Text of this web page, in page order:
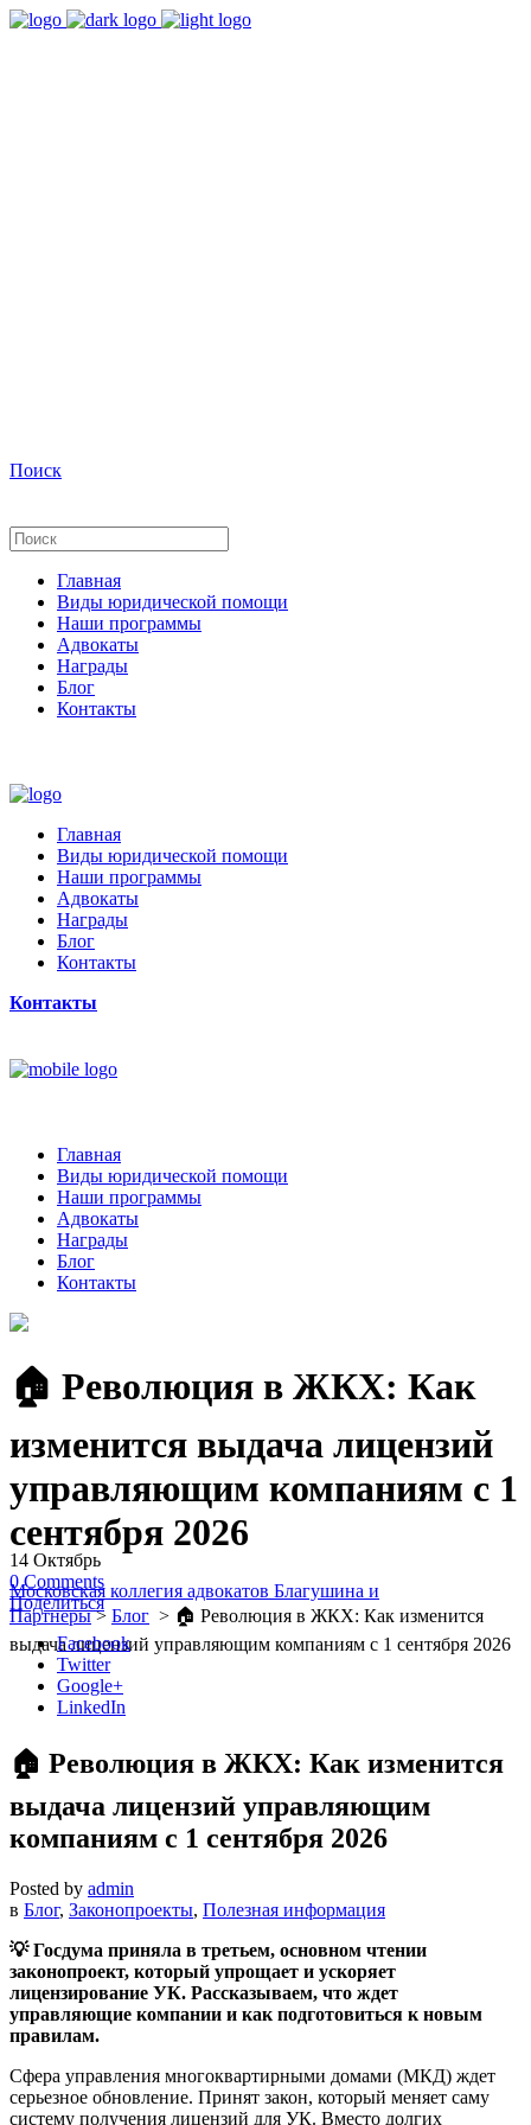
Поиск
Главная
Виды юридической помощи
Наши программы
Адвокаты
Награды
Блог
Контакты
Главная
Виды юридической помощи
Наши программы
Адвокаты
Награды
Блог
Контакты
Контакты
Главная
Виды юридической помощи
Наши программы
Адвокаты
Награды
Блог
Контакты
🏠 Революция в ЖКХ: Как
изменится выдача лицензий
управляющим компаниям с 1
сентября 2026
Московская коллегия адвокатов Благушина и
Партнеры> Блог > 🏠 Революция в ЖКХ: Как изменится
выдача лицензий управляющим компаниям с 1 сентября 2026
14 Октябрь
0 Comments
Поделиться
Facebook
Twitter
Google+
LinkedIn
🏠 Революция в ЖКХ: Как изменится
выдача лицензий управляющим
компаниям с 1 сентября 2026
Posted by admin
в Блог, Законопроекты, Полезная информация
💡 Госдума приняла в третьем, основном чтении
законопроект, который упрощает и ускоряет
лицензирование УК. Рассказываем, что ждет
управляющие компании и как подготовиться к новым
правилам.
Сфера управления многоквартирными домами (МКД) ждет
серьезное обновление. Принят закон, который меняет саму
систему получения лицензий для УК. Вместо долгих